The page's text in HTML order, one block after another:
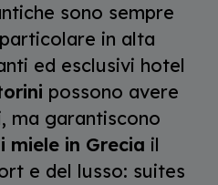
sono sempre
in alta
ed esclusivi hotel
possono avere
ma garantiscono
miele in Grecia il
e del lusso: suites